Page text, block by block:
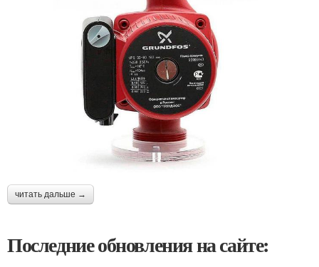
читать дальше →
Последние обновления на сайте: